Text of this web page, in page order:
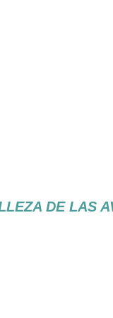
DE LAS